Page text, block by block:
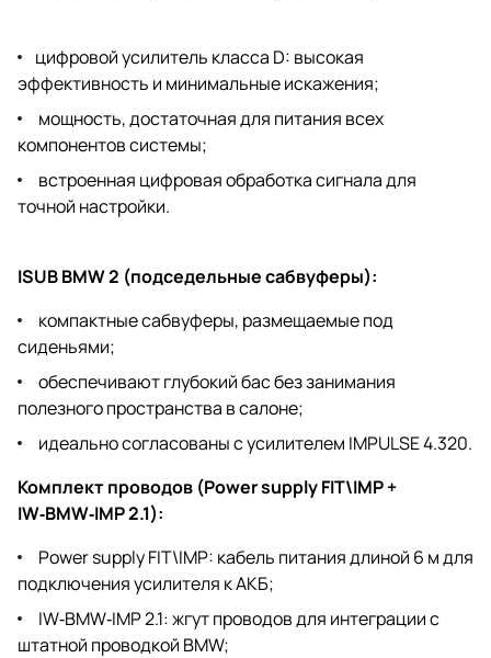
цифровой усилитель класса D: высокая
эффективность и минимальные искажения;
мощность, достаточная для питания всех
компонентов системы;
встроенная цифровая обработка сигнала для
точной настройки.
ISUB BMW 2 (подседельные сабвуферы):
компактные сабвуферы, размещаемые под
сиденьями;
обеспечивают глубокий бас без занимания
полезного пространства в салоне;
идеально согласованы с усилителем IMPULSE 4.320.
Комплект проводов (Power supply FIT\IMP +
IW‑BMW‑IMP 2.1):
Power supply FIT\IMP: кабель питания длиной 6 м для
подключения усилителя к АКБ;
IW‑BMW‑IMP 2.1: жгут проводов для интеграции с
штатной проводкой BMW;